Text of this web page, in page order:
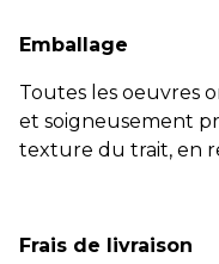
Emballage
Toutes les oeuvres
et soigneusement
texture du trait, en
Frais de livraison